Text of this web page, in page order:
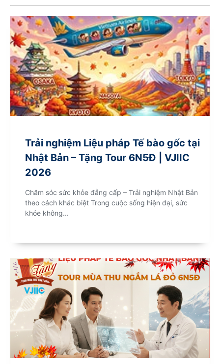
Trải nghiệm Liệu pháp Tế bào gốc tại
Nhật Bản – Tặng Tour 6N5Đ | VJIIC
2026
Chăm sóc sức khỏe đẳng cấp – Trải nghiệm Nhật Bản
theo cách khác biệt Trong cuộc sống hiện đại, sức
khỏe không...